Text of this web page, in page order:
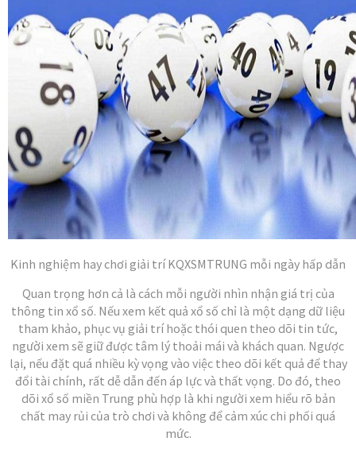
Kinh nghiệm hay chơi giải trí KQXSMTRUNG mỗi ngày hấp dẫn
Quan trọng hơn cả là cách mỗi người nhìn nhận giá trị của
thông tin xổ số. Nếu xem kết quả xổ số chỉ là một dạng dữ liệu
tham khảo, phục vụ giải trí hoặc thói quen theo dõi tin tức,
người xem sẽ giữ được tâm lý thoải mái và khách quan. Ngược
lại, nếu đặt quá nhiều kỳ vọng vào việc theo dõi kết quả để thay
đổi tài chính, rất dễ dẫn đến áp lực và thất vọng. Do đó, theo
dõi xổ số miền Trung phù hợp là khi người xem hiểu rõ bản
chất may rủi của trò chơi và không để cảm xúc chi phối quá
mức.